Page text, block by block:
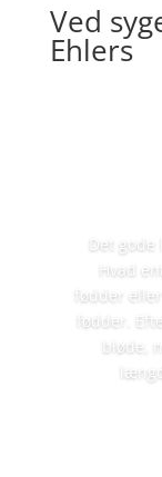
Ved
Ehlers
Det
Hvad
fødder
fødder.
bløde,